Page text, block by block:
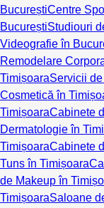
BucureștiCentre
BucureștiStudiouri
Videografie în
Remodelare
TimișoaraServicii
Cosmetică în
TimișoaraCabinete
Dermatologie în
TimișoaraCabinete
Tuns în Timișoara
de Makeup în
TimișoaraSaloane